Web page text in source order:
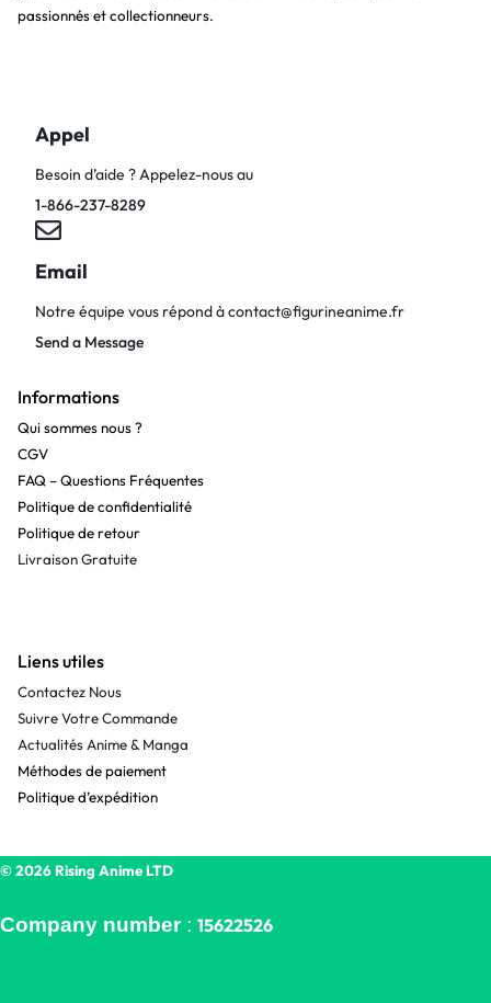
passionnés et collectionneurs.
Appel
Besoin d’aide ? Appelez-nous au
1-866-237-8289
Email
Notre équipe vous répond àcontact@figurineanime.fr
Send a Message
Informations
Qui sommes nous ?
CGV
FAQ – Questions Fréquentes
Politique de confidentialité
Politique de retour
Livraison Gratuite
Liens utiles
Contactez Nous
Suivre Votre Commande
Actualités Anime & Manga
Méthodes de paiement
Politique d’expédition
© 2026 Rising Anime LTD
Company number: 15622526